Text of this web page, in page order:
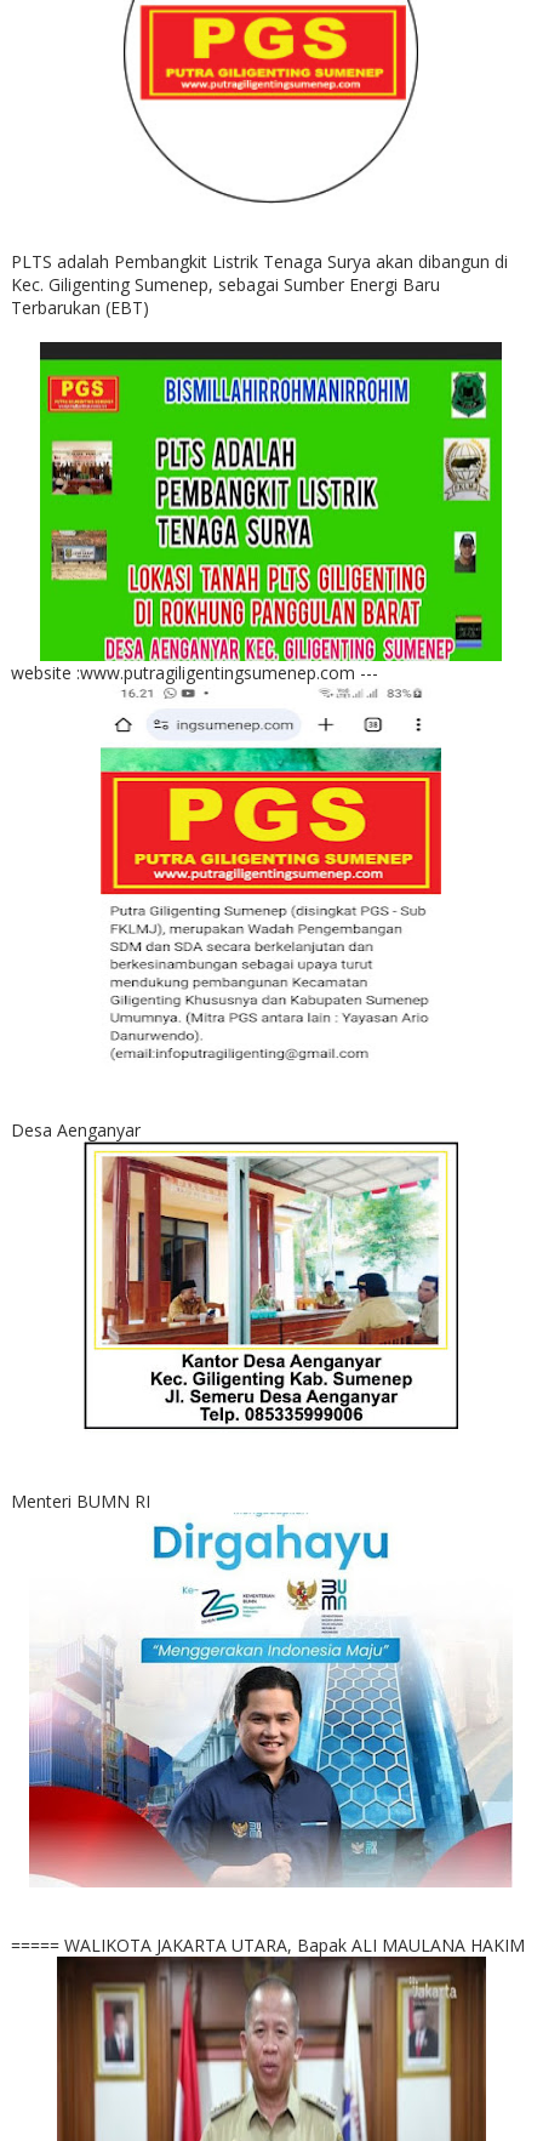
PLTS adalah Pembangkit Listrik Tenaga Surya akan dibangun di
Kec. Giligenting Sumenep, sebagai Sumber Energi Baru
Terbarukan (EBT)
website :www.putragiligentingsumenep.com ---
Desa Aenganyar
Menteri BUMN RI
===== WALIKOTA JAKARTA UTARA, Bapak ALI MAULANA HAKIM